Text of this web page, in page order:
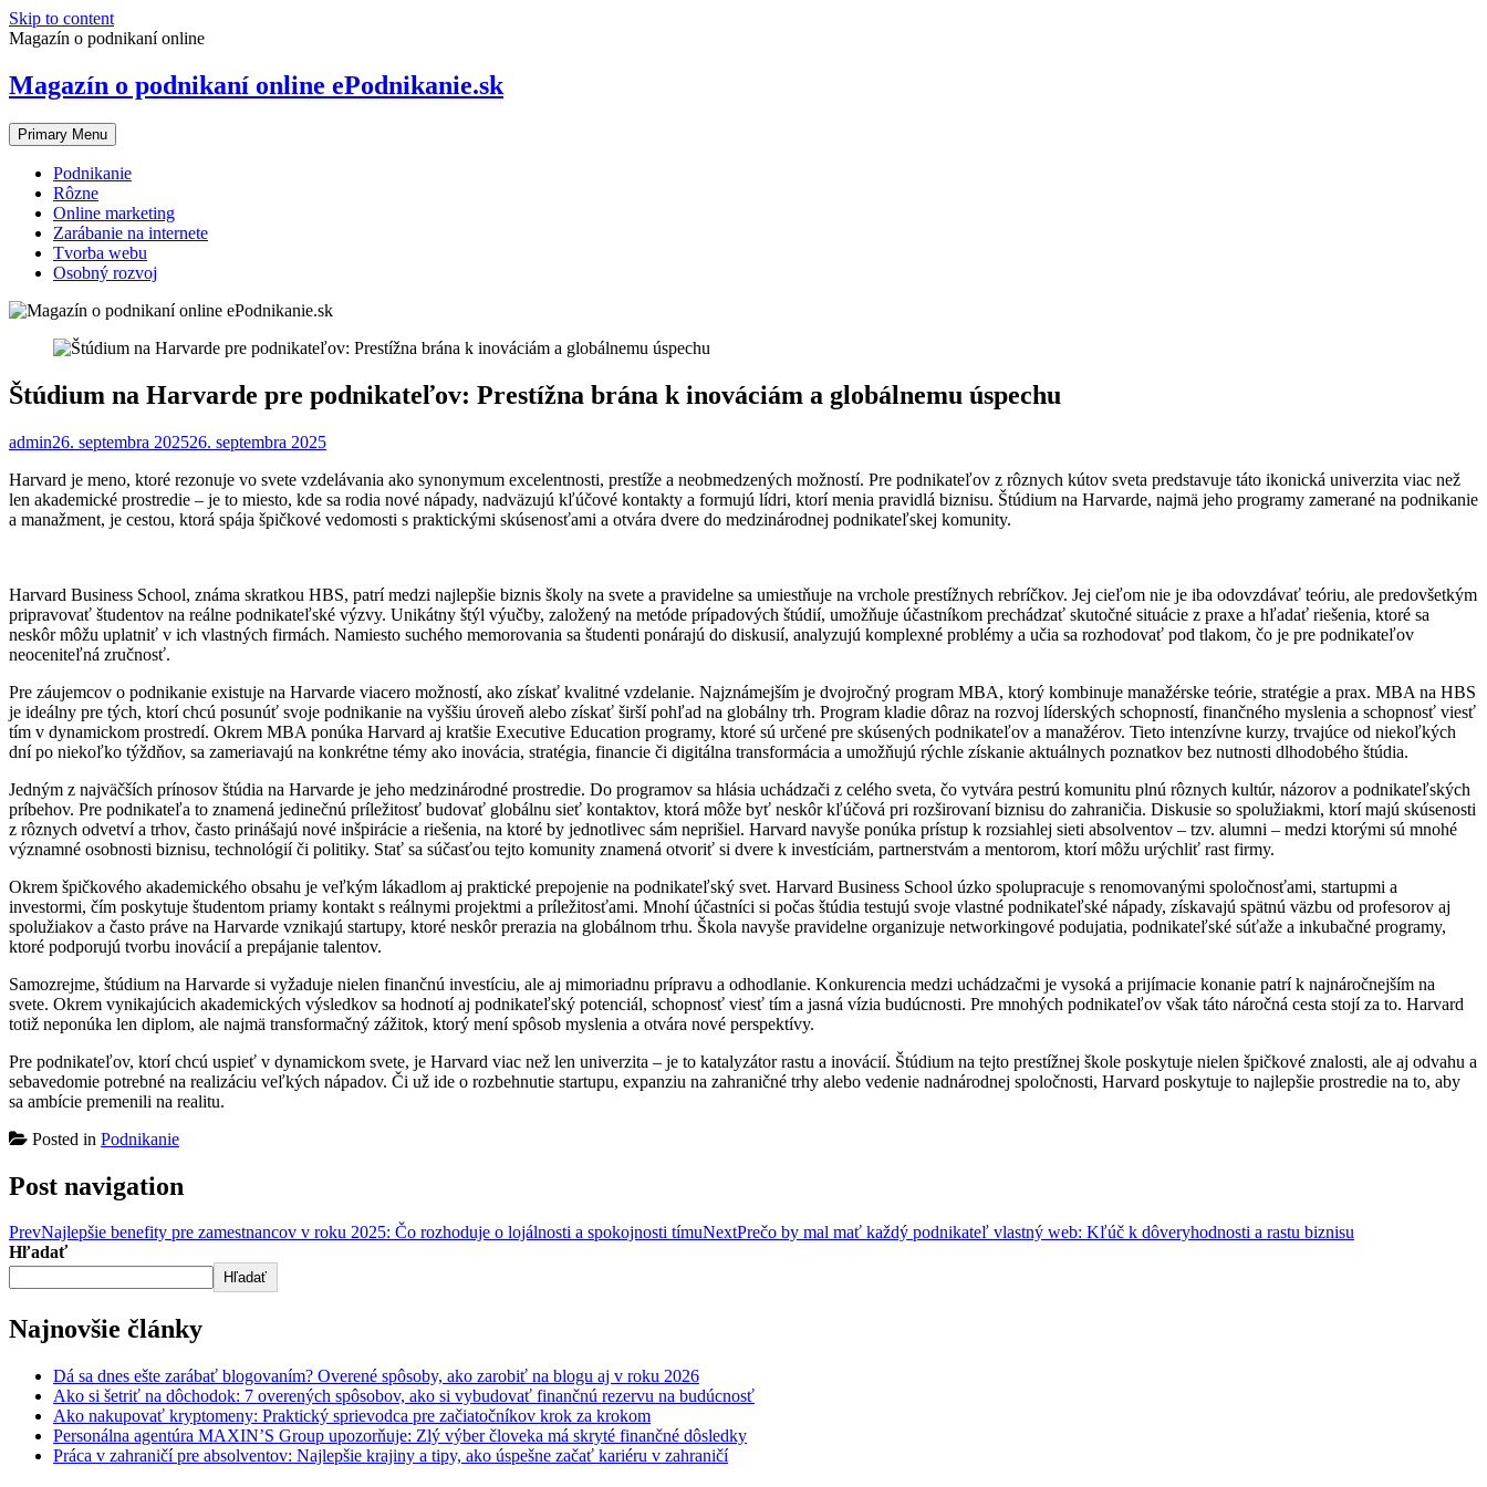
Skip to content
Magazín o podnikaní online
Magazín o podnikaní online ePodnikanie.sk
Primary Menu
Podnikanie
Rôzne
Online marketing
Zarábanie na internete
Tvorba webu
Osobný rozvoj
Štúdium na Harvarde pre podnikateľov: Prestížna brána k inováciám a globálnemu úspechu
admin26. septembra 202526. septembra 2025
Harvard je meno, ktoré rezonuje vo svete vzdelávania ako synonymum excelentnosti, prestíže a neobmedzených možností. Pre podnikateľov z rôznych kútov sveta predstavuje táto ikonická univerzita viac než
len akademické prostredie – je to miesto, kde sa rodia nové nápady, nadväzujú kľúčové kontakty a formujú lídri, ktorí menia pravidlá biznisu. Štúdium na Harvarde, najmä jeho programy zamerané na podnikanie
a manažment, je cestou, ktorá spája špičkové vedomosti s praktickými skúsenosťami a otvára dvere do medzinárodnej podnikateľskej komunity.
Harvard Business School, známa skratkou HBS, patrí medzi najlepšie biznis školy na svete a pravidelne sa umiestňuje na vrchole prestížnych rebríčkov. Jej cieľom nie je iba odovzdávať teóriu, ale predovšetkým
pripravovať študentov na reálne podnikateľské výzvy. Unikátny štýl výučby, založený na metóde prípadových štúdií, umožňuje účastníkom prechádzať skutočné situácie z praxe a hľadať riešenia, ktoré sa
neskôr môžu uplatniť v ich vlastných firmách. Namiesto suchého memorovania sa študenti ponárajú do diskusií, analyzujú komplexné problémy a učia sa rozhodovať pod tlakom, čo je pre podnikateľov
neoceniteľná zručnosť.
Pre záujemcov o podnikanie existuje na Harvarde viacero možností, ako získať kvalitné vzdelanie. Najznámejším je dvojročný program MBA, ktorý kombinuje manažérske teórie, stratégie a prax. MBA na HBS
je ideálny pre tých, ktorí chcú posunúť svoje podnikanie na vyššiu úroveň alebo získať širší pohľad na globálny trh. Program kladie dôraz na rozvoj líderských schopností, finančného myslenia a schopnosť viesť
tím v dynamickom prostredí. Okrem MBA ponúka Harvard aj kratšie Executive Education programy, ktoré sú určené pre skúsených podnikateľov a manažérov. Tieto intenzívne kurzy, trvajúce od niekoľkých
dní po niekoľko týždňov, sa zameriavajú na konkrétne témy ako inovácia, stratégia, financie či digitálna transformácia a umožňujú rýchle získanie aktuálnych poznatkov bez nutnosti dlhodobého štúdia.
Jedným z najväčších prínosov štúdia na Harvarde je jeho medzinárodné prostredie. Do programov sa hlásia uchádzači z celého sveta, čo vytvára pestrú komunitu plnú rôznych kultúr, názorov a podnikateľských
príbehov. Pre podnikateľa to znamená jedinečnú príležitosť budovať globálnu sieť kontaktov, ktorá môže byť neskôr kľúčová pri rozširovaní biznisu do zahraničia. Diskusie so spolužiakmi, ktorí majú skúsenosti
z rôznych odvetví a trhov, často prinášajú nové inšpirácie a riešenia, na ktoré by jednotlivec sám neprišiel. Harvard navyše ponúka prístup k rozsiahlej sieti absolventov – tzv. alumni – medzi ktorými sú mnohé
významné osobnosti biznisu, technológií či politiky. Stať sa súčasťou tejto komunity znamená otvoriť si dvere k investíciám, partnerstvám a mentorom, ktorí môžu urýchliť rast firmy.
Okrem špičkového akademického obsahu je veľkým lákadlom aj praktické prepojenie na podnikateľský svet. Harvard Business School úzko spolupracuje s renomovanými spoločnosťami, startupmi a
investormi, čím poskytuje študentom priamy kontakt s reálnymi projektmi a príležitosťami. Mnohí účastníci si počas štúdia testujú svoje vlastné podnikateľské nápady, získavajú spätnú väzbu od profesorov aj
spolužiakov a často práve na Harvarde vznikajú startupy, ktoré neskôr prerazia na globálnom trhu. Škola navyše pravidelne organizuje networkingové podujatia, podnikateľské súťaže a inkubačné programy,
ktoré podporujú tvorbu inovácií a prepájanie talentov.
Samozrejme, štúdium na Harvarde si vyžaduje nielen finančnú investíciu, ale aj mimoriadnu prípravu a odhodlanie. Konkurencia medzi uchádzačmi je vysoká a prijímacie konanie patrí k najnáročnejším na
svete. Okrem vynikajúcich akademických výsledkov sa hodnotí aj podnikateľský potenciál, schopnosť viesť tím a jasná vízia budúcnosti. Pre mnohých podnikateľov však táto náročná cesta stojí za to. Harvard
totiž neponúka len diplom, ale najmä transformačný zážitok, ktorý mení spôsob myslenia a otvára nové perspektívy.
Pre podnikateľov, ktorí chcú uspieť v dynamickom svete, je Harvard viac než len univerzita – je to katalyzátor rastu a inovácií. Štúdium na tejto prestížnej škole poskytuje nielen špičkové znalosti, ale aj odvahu a
sebavedomie potrebné na realizáciu veľkých nápadov. Či už ide o rozbehnutie startupu, expanziu na zahraničné trhy alebo vedenie nadnárodnej spoločnosti, Harvard poskytuje to najlepšie prostredie na to, aby
sa ambície premenili na realitu.
Posted in Podnikanie
Post navigation
PrevNajlepšie benefity pre zamestnancov v roku 2025: Čo rozhoduje o lojálnosti a spokojnosti tímuNextPrečo by mal mať každý podnikateľ vlastný web: Kľúč k dôveryhodnosti a rastu biznisu
Hľadať
Hľadať
Najnovšie články
Dá sa dnes ešte zarábať blogovaním? Overené spôsoby, ako zarobiť na blogu aj v roku 2026
Ako si šetriť na dôchodok: 7 overených spôsobov, ako si vybudovať finančnú rezervu na budúcnosť
Ako nakupovať kryptomeny: Praktický sprievodca pre začiatočníkov krok za krokom
Personálna agentúra MAXIN’S Group upozorňuje: Zlý výber človeka má skryté finančné dôsledky
Práca v zahraničí pre absolventov: Najlepšie krajiny a tipy, ako úspešne začať kariéru v zahraničí